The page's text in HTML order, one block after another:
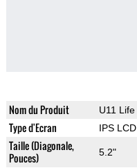
Nom du Produit U11 Life
Type d'Ecran IPS LCD
Taille (Diagonale,
Pouces)
5.2"